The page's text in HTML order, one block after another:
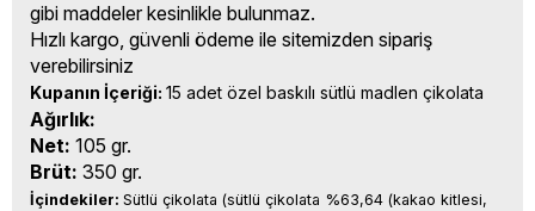
gibi maddeler kesinlikle bulunmaz.
Hızlı kargo, güvenli ödeme ile sitemizden sipariş
verebilirsiniz
Kupanın İçeriği: 15 adet özel baskılı sütlü madlen çikolata
Ağırlık:
Net: 105 gr.
Brüt: 350 gr.
İçindekiler: Sütlü çikolata (sütlü çikolata %63,64 (kakao kitlesi,